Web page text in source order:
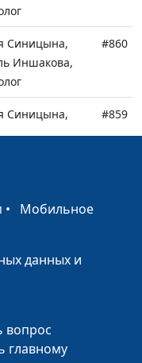
Синицына,
Иншакова,
#860
Синицына,
Иншакова,
#859
Иншакова,
Синицына,
Иншакова,
• Мобильное
данных и
вопрос
главному